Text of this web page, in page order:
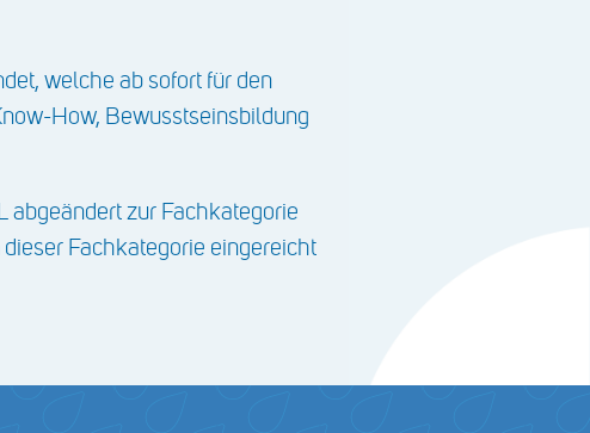
welche ab sofort für den
How, Bewusstseinsbildung
abgeändert zur Fachkategorie
Fachkategorie eingereicht